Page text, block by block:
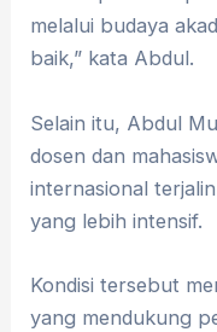
melalui budaya
baik,” kata Abdul.
Selain itu, Abdul
dosen dan
internasional
yang lebih intensif.
Kondisi tersebut
yang mendukung